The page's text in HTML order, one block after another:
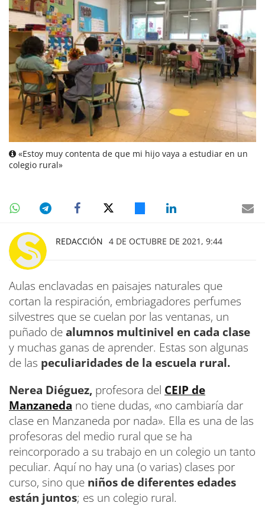
«Estoy muy contenta de que mi hijo vaya a estudiar en un
colegio rural»
REDACCIÓN 4 DE OCTUBRE DE 2021, 9:44
Aulas enclavadas en paisajes naturales que
cortan la respiración, embriagadores perfumes
silvestres que se cuelan por las ventanas, un
puñado dealumnos multinivel en cada clase
y muchas ganas de aprender. Estas son algunas
de las peculiaridades de la escuela rural.
Nerea Diéguez, profesora del CEIP de
Manzaneda no tiene dudas, «no cambiaría dar
clase en Manzaneda por nada». Ella es una de las
profesoras del medio rural que se ha
reincorporado a su trabajo en un colegio un tanto
peculiar. Aquí no hay una (o varias) clases por
curso, sino que niños de diferentes edades
están juntos; es un colegio rural.